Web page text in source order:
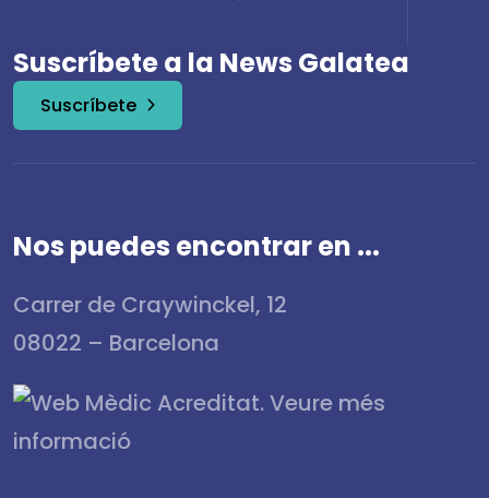
Suscríbete a la News Galatea
Suscríbete
Nos puedes encontrar en ...
Carrer de Craywinckel, 12
08022 – Barcelona